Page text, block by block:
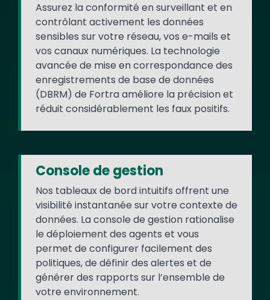
Assurez la conformité en surveillant et en
contrôlant activement les données
sensibles sur votre réseau, vos e-mails et
vos canaux numériques. La technologie
avancée de mise en correspondance des
enregistrements de base de données
(DBRM) de Fortra améliore la précision et
réduit considérablement les faux positifs.
Console de gestion
Nos tableaux de bord intuitifs offrent une
visibilité instantanée sur votre contexte de
données. La console de gestion rationalise
le déploiement des agents et vous
permet de configurer facilement des
politiques, de définir des alertes et de
générer des rapports sur l’ensemble de
votre environnement.